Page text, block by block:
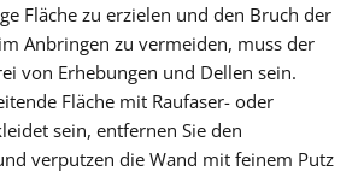
Fläche zu erzielen und den Bruch der
Anbringen zu vermeiden, muss der
von Erhebungen und Dellen sein.
Fläche mit Raufaser- oder
sein, entfernen Sie den
verputzen die Wand mit feinem Putz